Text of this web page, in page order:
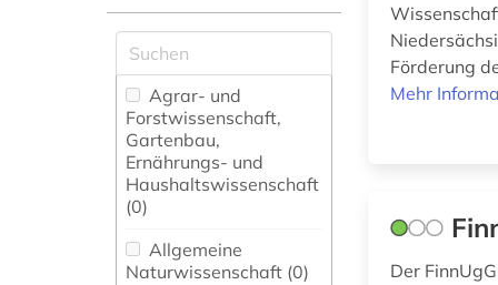
Agrar- und
Forstwissenschaft,
Gartenbau,
Ernährungs- und
Haushaltswissenschaft
(0)
Allgemeine
Naturwissenschaft (0)
Förderung
Mehr
Der